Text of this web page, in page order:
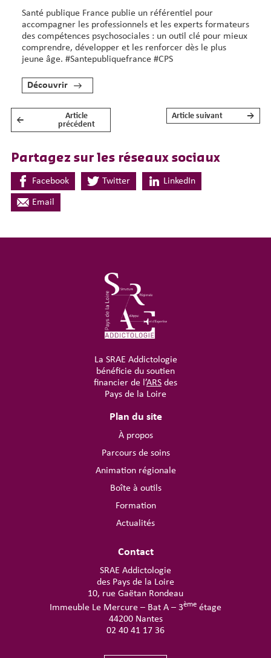
Santé publique France publie un référentiel pour
accompagner les professionnels et les experts formateurs
des compétences psychosociales : un outil clé pour mieux
comprendre, développer et les renforcer dès le plus
jeune âge. #Santepubliquefrance #CPS
Découvrir
NAVIGATION DE L’ARTICLE
←
Article
précédent
Article suivant →
Partagez sur les réseaux sociaux
Facebook Twitter LinkedIn
Email
La SRAE Addictologie
bénéficie du soutien
financier de l’ARS des
Pays de la Loire
Plan du site
À propos
Parcours de soins
Animation régionale
Boîte à outils
Formation
Actualités
Contact
SRAE Addictologie
des Pays de la Loire
10, rue Gaëtan Rondeau
Immeuble Le Mercure – Bat A – 3ème étage
44200 Nantes
02 40 41 17 36